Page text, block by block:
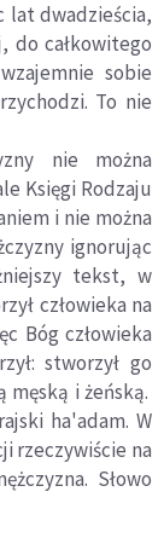
lat dwadzieścia,
do całkowitego
sobie
To nie
nie można
Księgi Rodzaju
i nie można
ignorując
tekst, w
człowieka na
Bóg człowieka
stworzył go
męską i żeńską.
ha'adam. W
rzeczywiście na
Słowo